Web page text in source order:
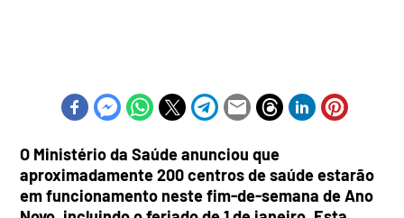
O Ministério da Saúde anunciou que
aproximadamente 200 centros de saúde estarão
em funcionamento neste fim-de-semana de Ano